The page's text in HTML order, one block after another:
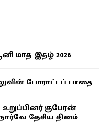
மாத இதழ் 2026
போராட்டப் பாதை
குபேரன்
தேசிய தினம்